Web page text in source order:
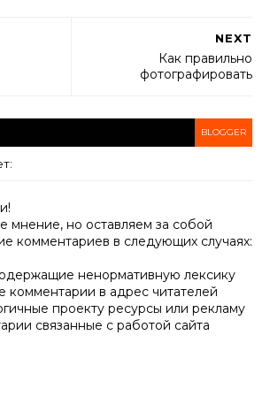
NEXT
Как правильно
фотографировать
BLOGGER
но оставляем за собой
комментариев в следующих случаях:
ненормативную лексику
комментарии в адрес читателей
проекту ресурсы или рекламу
связанные с работой сайта